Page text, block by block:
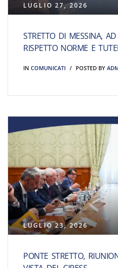
LUGLIO 27, 2026
STRETTO DI MESSINA,
RISPETTO NORME E
IN COMUNICATI POSTED BY
LUGLIO 23, 2026
PONTE STRETTO,